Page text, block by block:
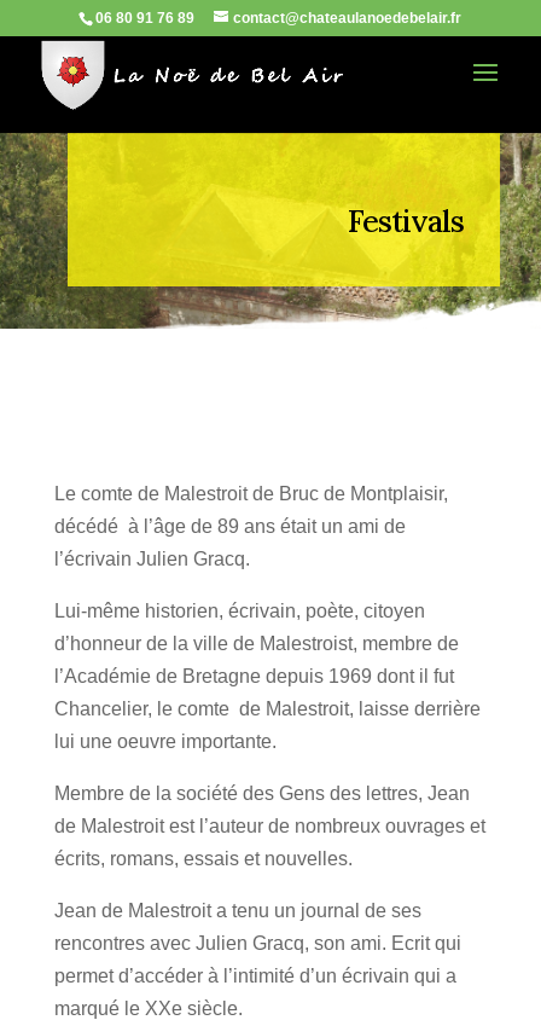
06 80 91 76 89 contact@chateaulanoedebelair.fr
Festivals
Le comte de Malestroit de Bruc de Montplaisir,
décédé à l’âge de 89 ans était un ami de
l’écrivain Julien Gracq.
Lui-même historien, écrivain, poète, citoyen
d’honneur de la ville de Malestroist, membre de
l’Académie de Bretagne depuis 1969 dont il fut
Chancelier, le comte de Malestroit, laisse derrière
lui une oeuvre importante.
Membre de la société des Gens des lettres, Jean
de Malestroit est l’auteur de nombreux ouvrages et
écrits, romans, essais et nouvelles.
Jean de Malestroit a tenu un journal de ses
rencontres avec Julien Gracq, son ami. Ecrit qui
permet d’accéder à l’intimité d’un écrivain qui a
marqué le XXe siècle.